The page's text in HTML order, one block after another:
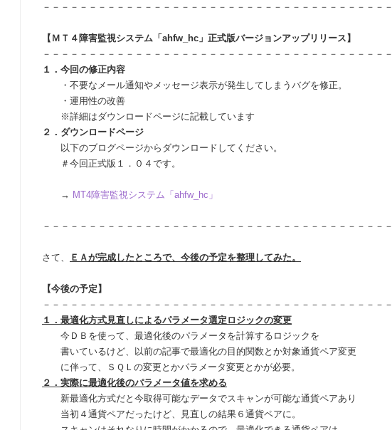
－－－－－－－－－－－－－－－－－－－－－－－－－－－－－－－－－－－－－－
【ＭＴ４障害監視システム「ahfw_hc」正式版バージョンアップリリース】
－－－－－－－－－－－－－－－－－－－－－－－－－－－－－－－－－－－－－－
１．今回の修正内容
・不要なメール通知やメッセージ表示が発生してしまうバグを修正。
・運用性の改善
※詳細はダウンロードページに記載しています
２．ダウンロードページ
以下のブログページからダウンロードしてください。
＃今回正式版１．０４です。
→ MT4障害監視システム「ahfw_hc」
－－－－－－－－－－－－－－－－－－－－－－－－－－－－－－－－－－－－－－
さて、 ＥＡが完成したところで、今後の予定を整理してみた。
【今後の予定】
－－－－－－－－－－－－－－－－－－－－－－－－－－－－－－－－－－－－－－
１．最適化方式見直しによるパラメータ選定ロジックの変更
今ＤＢを使って、最適化後のパラメータを計算するロジックを
書いているけど、以前の記事で最適化の目的関数とか対象通貨ペア変更
に伴って、ＳＱＬの変更とかパラメータ変更とかが必要。
２．実際に最適化後のパラメータ値を求める
新最適化方式だと今取得可能なデータでスキャンが可能な通貨ペアあり
当初４通貨ペアだったけど、見直しの結果６通貨ペアに。